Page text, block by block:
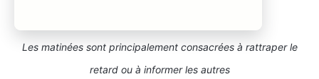
Les matinées sont principalement consacrées à rattraper le
retard ou à informer les autres